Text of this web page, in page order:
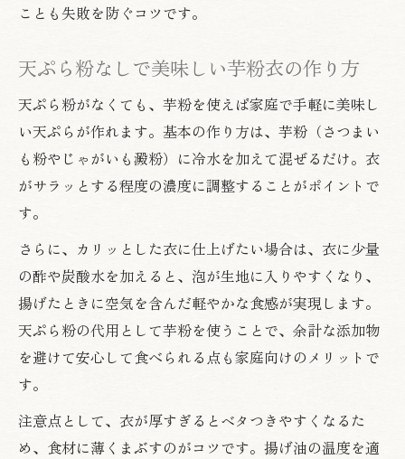
ことも失敗を防ぐコツです。
天ぷら粉なしで美味しい芋粉衣の作り方
天ぷら粉がなくても、芋粉を使えば家庭で手軽に美味し
い天ぷらが作れます。基本の作り方は、芋粉（さつまい
も粉やじゃがいも澱粉）に冷水を加えて混ぜるだけ。衣
がサラッとする程度の濃度に調整することがポイントで
す。
さらに、カリッとした衣に仕上げたい場合は、衣に少量
の酢や炭酸水を加えると、泡が生地に入りやすくなり、
揚げたときに空気を含んだ軽やかな食感が実現します。
天ぷら粉の代用として芋粉を使うことで、余計な添加物
を避けて安心して食べられる点も家庭向けのメリットで
す。
注意点として、衣が厚すぎるとベタつきやすくなるた
め、食材に薄くまぶすのがコツです。揚げ油の温度を適